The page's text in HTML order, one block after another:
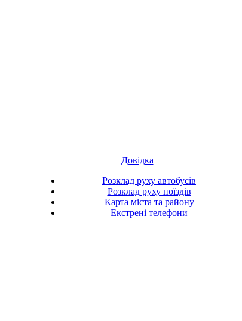
Довідка
Розклад руху автобусів
Розклад руху поїздів
Карта міста та району
Екстрені телефони